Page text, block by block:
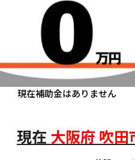
現在補助金はありません
現在 大阪府 吹田